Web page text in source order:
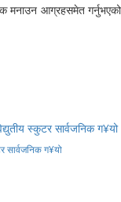
मनाउन आग्रहसमेत गर्नुभएको
सार्वजनिक ग¥यो